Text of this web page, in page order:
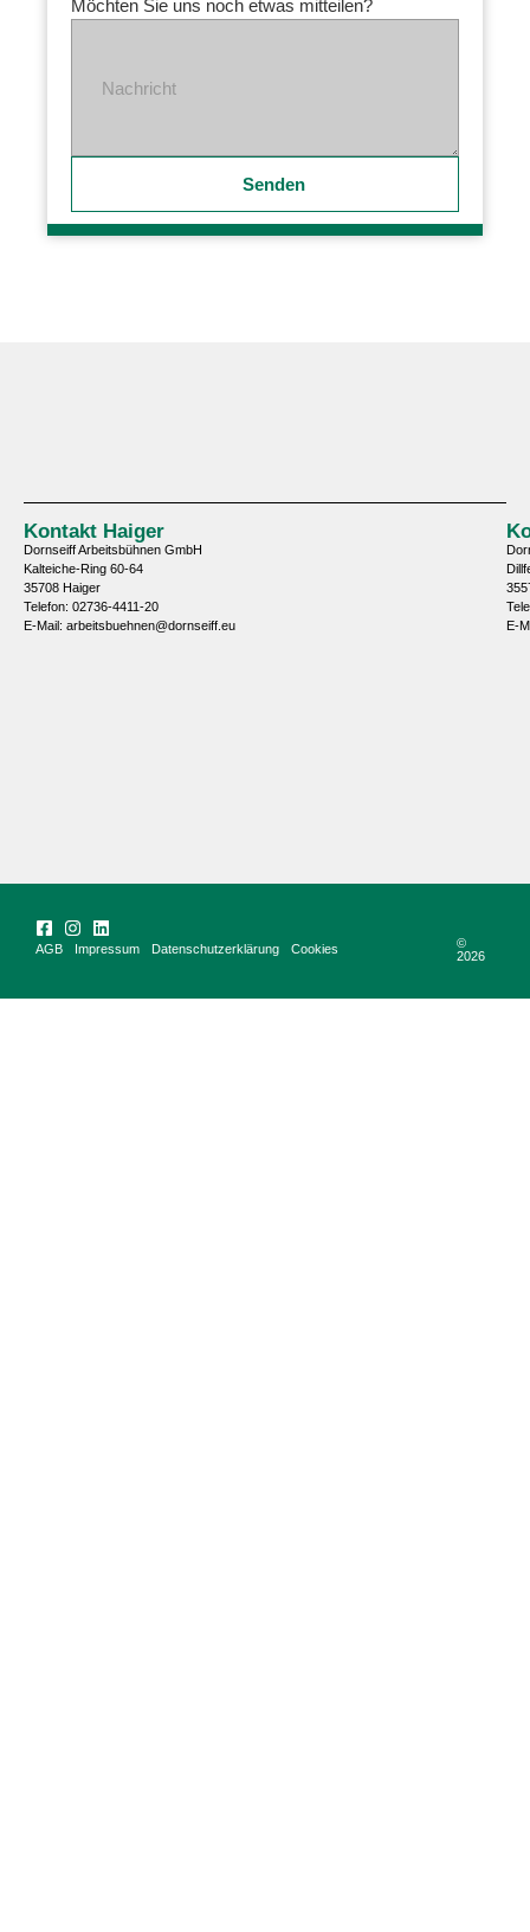
Möchten Sie uns noch etwas mitteilen?
Nachricht
Senden
Kontakt Haiger
Dornseiff Arbeitsbühnen GmbH
Kalteiche-Ring 60-64
35708 Haiger
Telefon: 02736-4411-20
E-Mail: arbeitsbuehnen@dornseiff.eu
E-
©
2026
AGB Impressum Datenschutzerklärung Cookies